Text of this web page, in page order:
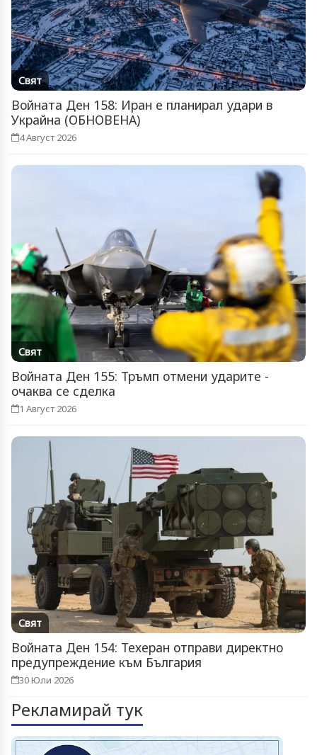
Свят
Войната Ден 158: Иран е планирал удари в
Украйна (ОБНОВЕНА)
4 Август 2026
Свят
Войната Ден 155: Тръмп отмени ударите -
очаква се сделка
1 Август 2026
Свят
Войната Ден 154: Техеран отправи директно
предупреждение към България
30 Юли 2026
Рекламирай тук